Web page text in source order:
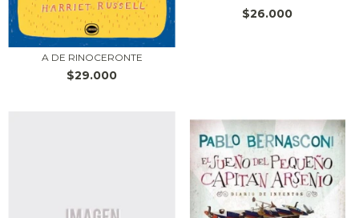
A DE RINOCERONTE
$29.000
$26.000